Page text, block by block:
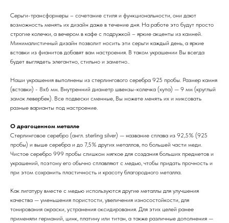
Серьги-трансформеры – сочетание стиля и функциональности, они дают
возможность менять их дизайн даже в течение дня. На работе это будут просто
строгие колечки, а вечером в кафе с подружкой – яркие акценты из камней.
Минималистичный дизайн позволит носить эти серьги каждый день, а яркие
вставки из фианитов добавят вам настроения. В таком украшении Вы всегда
будет выглядеть элегантно, стильно и заметно..
Наши украшения выполнены из стерлингового серебра 925 пробы. Размер камня
(вставки) - 8х6 мм. Внутренний диаметр швензы-колечка (хупа) — 9 мм (круглый
замок левербек). Все подвески сменные, Вы можете менять их и миксовать
разные варианты под настроение.
О драгоценном металле
Стерлинговое серебро (англ. sterling silver) — название сплава из 92,5% (925
пробы) и выше серебра и до 7,5% других металлов, по большей части меди.
Чистое серебро 999 пробы слишком мягкое для создания больших предметов и
украшений, поэтому его обычно сплавляют с медью, чтобы придать прочность и
при этом сохранить пластичность и красоту благородного металла.
Как лигатуру вместе с медью используются другие металлы для улучшения
качества — уменьшения пористости, увеличения износостойкости, для
тонирования окраски, устранения оксидирования. Для этих целей ранее
применяли германий, цинк, платину или титан, а также различные дополнения —